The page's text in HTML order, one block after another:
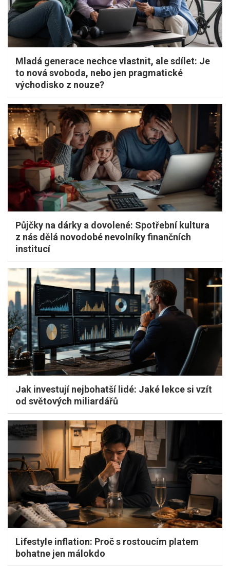
Mladá generace nechce vlastnit, ale sdílet: Je
to nová svoboda, nebo jen pragmatické
východisko z nouze?
Půjčky na dárky a dovolené: Spotřební kultura
z nás dělá novodobé nevolníky finančních
institucí
Jak investují nejbohatší lidé: Jaké lekce si vzít
od světových miliardářů
Lifestyle inflation: Proč s rostoucím platem
bohatne jen málokdo